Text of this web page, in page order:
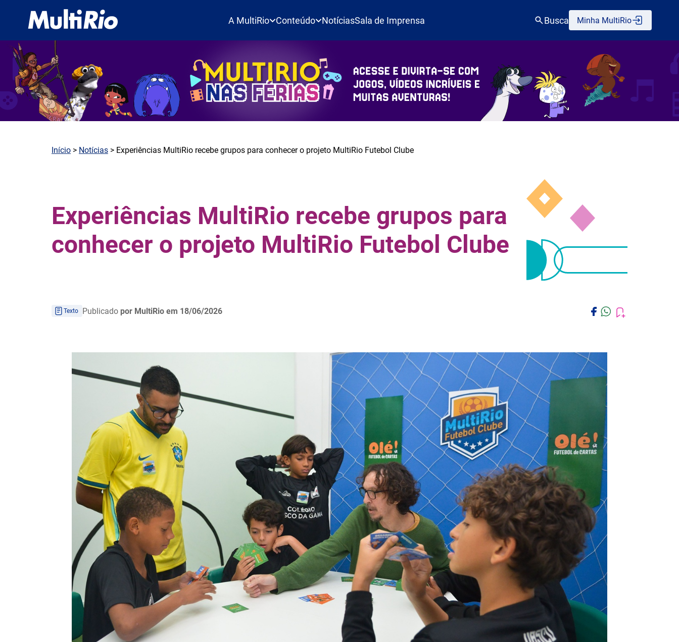
A MultiRio Conteúdo NotíciasSala de Imprensa Busca Minha MultiRio
Início > Notícias > Experiências MultiRio recebe grupos para conhecer o projeto MultiRio Futebol Clube
Experiências MultiRio recebe grupos para
conhecer o projeto MultiRio Futebol Clube
Texto Publicado por MultiRio em 18/06/2026